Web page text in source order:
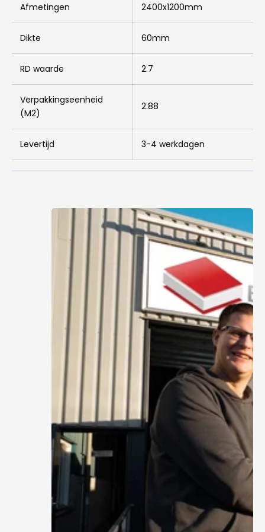
Afmetingen 2400x1200mm
Dikte 60mm
RD waarde 2.7
Verpakkingseenheid
(M2)
2.88
Levertijd 3-4 werkdagen